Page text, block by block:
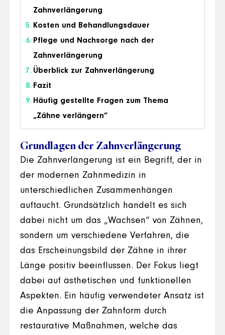
Zahnverlängerung
Kosten und Behandlungsdauer
Pflege und Nachsorge nach der
Zahnverlängerung
Überblick zur Zahnverlängerung
Fazit
Häufig gestellte Fragen zum Thema
„Zähne verlängern“
Grundlagen der Zahnverlängerung
Die Zahnverlängerung ist ein Begriff, der in
der modernen Zahnmedizin in
unterschiedlichen Zusammenhängen
auftaucht. Grundsätzlich handelt es sich
dabei nicht um das „Wachsen“ von Zähnen,
sondern um verschiedene Verfahren, die
das Erscheinungsbild der Zähne in ihrer
Länge positiv beeinflussen. Der Fokus liegt
dabei auf ästhetischen und funktionellen
Aspekten. Ein häufig verwendeter Ansatz ist
die Anpassung der Zahnform durch
restaurative Maßnahmen, welche das